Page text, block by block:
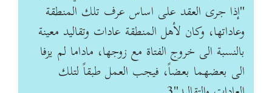
"إذا جرى العقد على اساس عرف تلك المنطقة
وعاداتها، وكان لأهل المنطقة عادات وتقاليد معينة
بالنسبة الى خروج الفتاة مع زوجها، ماداما لم يزفا
الى بعضهما بعضاً، فيجب العمل طبقاً لتلك